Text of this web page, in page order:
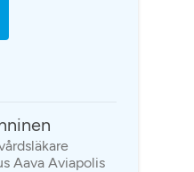
Aava Aviapolis